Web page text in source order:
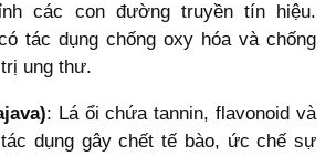
các con đường truyền tín hiệu.
tác dụng chống oxy hóa và chống
ung thư.
: Lá ổi chứa tannin, flavonoid và
dụng gây chết tế bào, ức chế sự